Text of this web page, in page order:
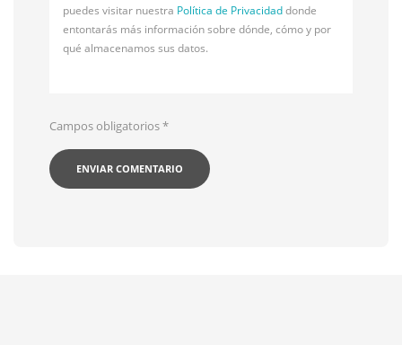
puedes visitar nuestra Política de Privacidaddonde
entontarás más información sobre dónde, cómo y por
qué almacenamos sus datos.
Campos obligatorios*